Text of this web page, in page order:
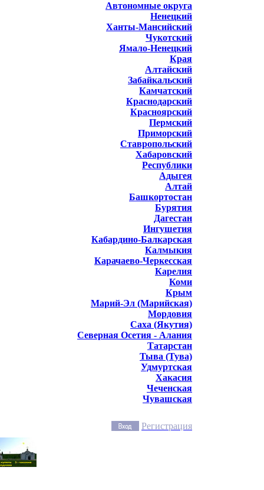
Автономные округа
Ненецкий
Ханты-Мансийский
Чукотский
Ямало-Ненецкий
Края
Алтайский
Забайкальский
Камчатский
Краснодарский
Красноярский
Пермский
Приморский
Ставропольский
Хабаровский
Республики
Адыгея
Алтай
Башкортостан
Бурятия
Дагестан
Ингушетия
Кабардино-Балкарская
Калмыкия
Карачаево-Черкесская
Карелия
Коми
Крым
Марий-Эл (Марийская)
Мордовия
Саха (Якутия)
Северная Осетия - Алания
Татарстан
Тыва (Тува)
Удмуртская
Хакасия
Чеченская
Чувашская
Регистрация